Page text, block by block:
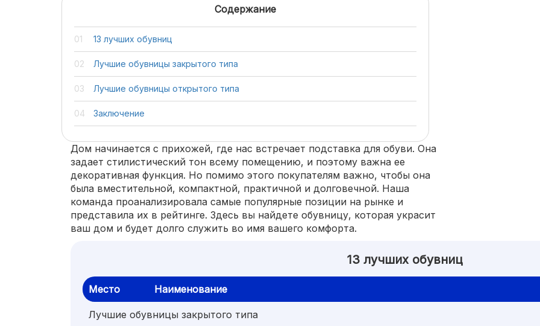
Содержание
13 лучших обувниц
Лучшие обувницы закрытого типа
Лучшие обувницы открытого типа
Заключение
Дом начинается с прихожей, где нас встречает подставка для обуви. Она
задает стилистический тон всему помещению, и поэтому важна ее
декоративная функция. Но помимо этого покупателям важно, чтобы она
была вместительной, компактной, практичной и долговечной. Наша
команда проанализировала самые популярные позиции на рынке и
представила их в рейтинге. Здесь вы найдете обувницу, которая украсит
ваш дом и будет долго служить во имя вашего комфорта.
13 лучших обувниц
Место Наименование
Лучшие обувницы закрытого типа